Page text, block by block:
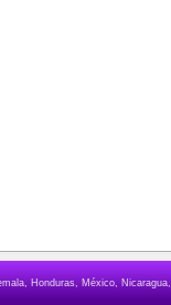
Honduras, México, Nicaragua,